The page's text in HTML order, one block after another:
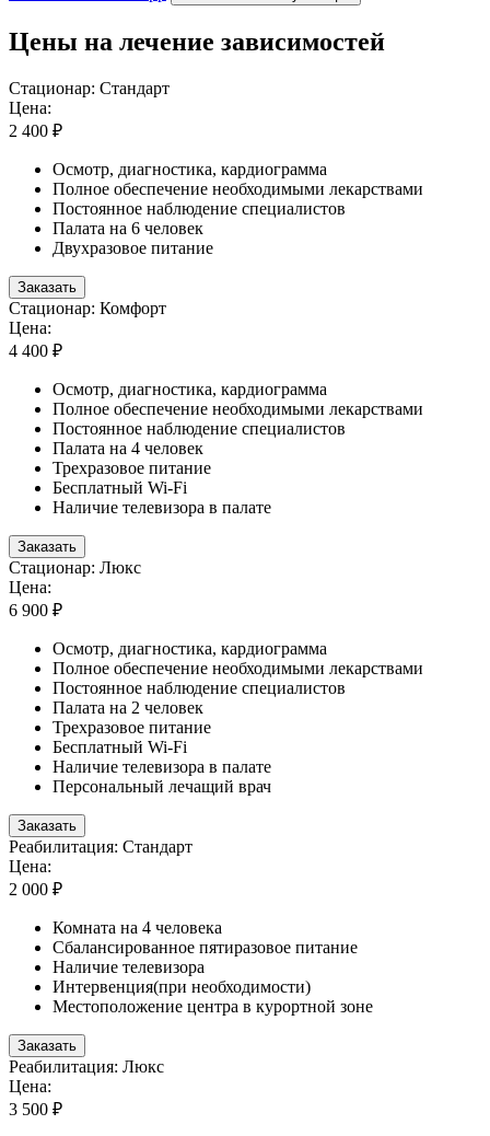
Цены на лечение зависимостей
Стационар: Стандарт
Цена:
2 400 ₽
Осмотр, диагностика, кардиограмма
Полное обеспечение необходимыми лекарствами
Постоянное наблюдение специалистов
Палата на 6 человек
Двухразовое питание
Заказать
Стационар: Комфорт
Цена:
4 400 ₽
Осмотр, диагностика, кардиограмма
Полное обеспечение необходимыми лекарствами
Постоянное наблюдение специалистов
Палата на 4 человек
Трехразовое питание
Бесплатный Wi-Fi
Наличие телевизора в палате
Заказать
Стационар: Люкс
Цена:
6 900 ₽
Осмотр, диагностика, кардиограмма
Полное обеспечение необходимыми лекарствами
Постоянное наблюдение специалистов
Палата на 2 человек
Трехразовое питание
Бесплатный Wi-Fi
Наличие телевизора в палате
Персональный лечащий врач
Заказать
Реабилитация: Стандарт
Цена:
2 000 ₽
Комната на 4 человека
Сбалансированное пятиразовое питание
Наличие телевизора
Интервенция(при необходимости)
Местоположение центра в курортной зоне
Заказать
Реабилитация: Люкс
Цена:
3 500 ₽